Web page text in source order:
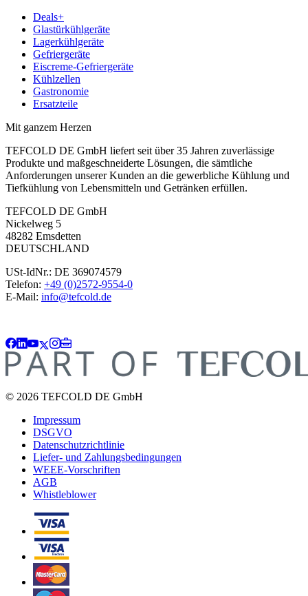
Deals+
Glastürkühlgeräte
Lagerkühlgeräte
Gefriergeräte
Eiscreme-Gefriergeräte
Kühlzellen
Gastronomie
Ersatzteile
Mit ganzem Herzen
TEFCOLD DE GmbH liefert seit über 35 Jahren zuverlässige
Produkte und maßgeschneiderte Lösungen, die sämtliche
Anforderungen unserer Kunden an die gewerbliche Kühlung und
Tiefkühlung von Lebensmitteln und Getränken erfüllen.
TEFCOLD DE GmbH
Nickelweg 5
48282 Emsdetten
DEUTSCHLAND
USt-IdNr.: DE 369074579
Telefon: +49 (0)2572-9554-0
E-Mail: info@tefcold.de
© 2026 TEFCOLD DE GmbH
Impressum
DSGVO
Datenschutzrichtlinie
Liefer- und Zahlungsbedingungen
WEEE-Vorschriften
AGB
Whistleblower